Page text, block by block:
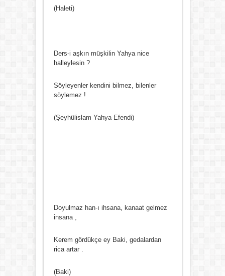
(Haleti)
Ders-i aşkın müşkilin Yahya nice
halleylesin ?
Söyleyenler kendini bilmez, bilenler
söylemez !
(Şeyhülislam Yahya Efendi)
Doyulmaz han-ı ihsana, kanaat gelmez
insana ,
Kerem gördükçe ey Baki, gedalardan
rica artar .
(Baki)